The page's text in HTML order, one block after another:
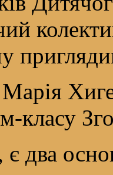
класу
два